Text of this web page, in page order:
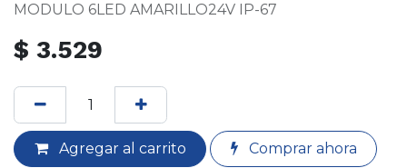
MODULO 6LED AMARILLO24V IP-67
$ 3.529
Agregar al carrito Comprar ahora